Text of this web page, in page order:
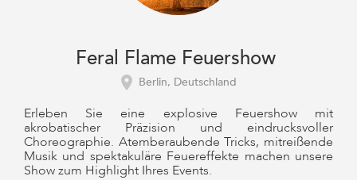
Feral Flame Feuershow
Berlin, Deutschland
Erleben Sie eine explosive Feuershow mit
akrobatischer Präzision und eindrucksvoller
Choreographie. Atemberaubende Tricks, mitreißende
Musik und spektakuläre Feuereffekte machen unsere
Show zum Highlight Ihres Events.